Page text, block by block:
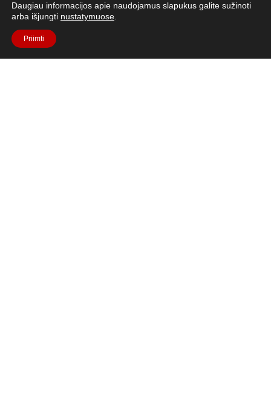
aptarnavimo modulis (angl. European Service
Module, ESM), nuskraidino žmones toliau nei bet
Daugiau informacijos apie naudojamus slapukus galite sužinoti
arba išjungti nustatymuose
Priimti